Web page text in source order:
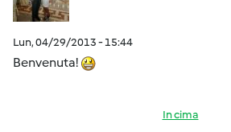
Lun, 04/29/2013 - 15:44
Benvenuta!
In cima